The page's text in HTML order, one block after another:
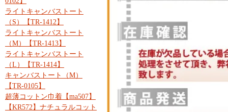
ライトキャンバストート
（S）【TR-1412】
ライトキャンバストート
（M）【TR-1413】
ライトキャンバストート
（L）【TR-1414】
キャンバストート（M）
【TR-0105】
超薄コットン巾着【ma507】
【KR572】ナチュラルコット